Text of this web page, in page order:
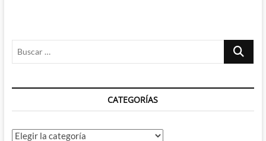
ninjea
unida
Buscar
CATEGORÍAS
Categorías